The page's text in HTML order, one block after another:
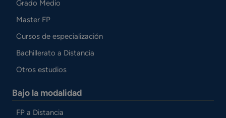
Grado Medio
Master FP
Cursos de especialización
Bachillerato a Distancia
Otros estudios
Bajo la modalidad
FP a Distancia